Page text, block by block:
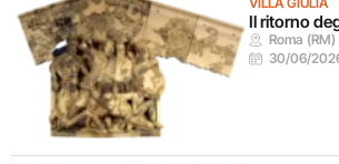
Il ritorno
Roma (RM)
30/06/